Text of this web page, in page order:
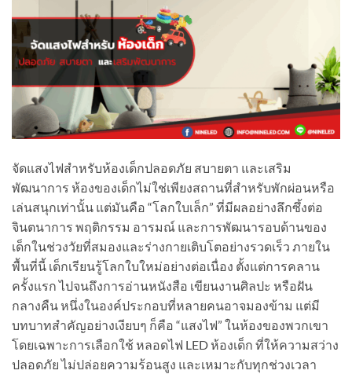
จัดแสงไฟสำหรับห้องเด็กปลอดภัย สบายตา และเสริม
พัฒนาการ ห้องของเด็กไม่ใช่เพียงสถานที่สำหรับพักผ่อนหรือ
เล่นสนุกเท่านั้น แต่มันคือ “โลกใบเล็ก” ที่มีผลอย่างลึกซึ้งต่อ
จินตนาการ พฤติกรรม อารมณ์ และการพัฒนารอบด้านของ
เด็กในช่วงวัยที่สมองและร่างกายเติบโตอย่างรวดเร็ว ภายใน
พื้นที่นี้ เด็กเรียนรู้โลกใบใหม่อย่างต่อเนื่อง ตั้งแต่การคลาน
ครั้งแรก ไปจนถึงการอ่านหนังสือ เขียนงานศิลปะ หรือฝัน
กลางคืน หนึ่งในองค์ประกอบที่หลายคนอาจมองข้าม แต่มี
บทบาทสำคัญอย่างเงียบๆ ก็คือ “แสงไฟ” ในห้องของพวกเขา
โดยเฉพาะการเลือกใช้ หลอดไฟ LED ห้องเด็ก ที่ให้ความสว่าง
ปลอดภัย ไม่ปล่อยความร้อนสูง และเหมาะกับทุกช่วงเวลา